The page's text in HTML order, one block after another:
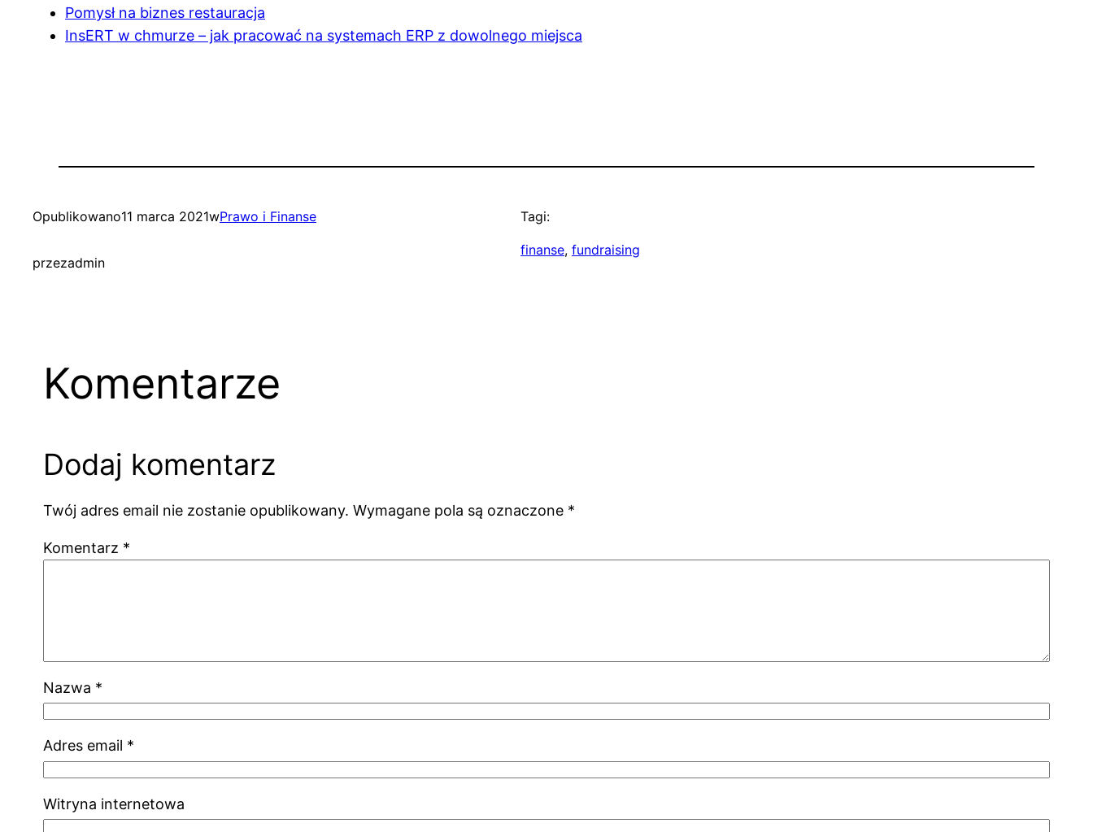
Pomysł na biznes restauracja
InsERT w chmurze – jak pracować na systemach ERP z dowolnego miejsca
Opublikowano11 marca 2021wPrawo i Finanse
przezadmin
Tagi:
finanse, fundraising
Komentarze
Dodaj komentarz
Twój adres email nie zostanie opublikowany. Wymagane pola są oznaczone *
Komentarz *
Nazwa *
Adres email *
Witryna internetowa